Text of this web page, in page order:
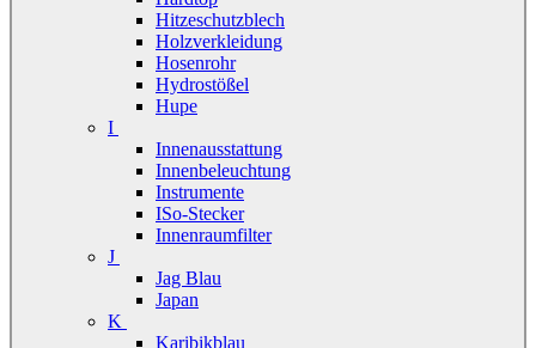
Hitzeschutzblech
Holzverkleidung
Hosenrohr
Hydrostößel
Hupe
I
Innenausstattung
Innenbeleuchtung
Instrumente
ISo-Stecker
Innenraumfilter
J
Jag Blau
Japan
K
Karibikblau